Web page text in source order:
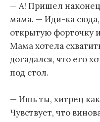
— А! Пришел
мама. — Иди-ка
открытую форточку
Мама хотела
догадался, что его
под стол.
— Ишь ты, хитрец
Чувствует, что